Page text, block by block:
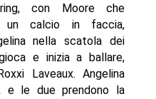
con Moore che
un calcio in faccia,
nella scatola dei
e inizia a ballare,
Laveaux. Angelina
e le due prendono la